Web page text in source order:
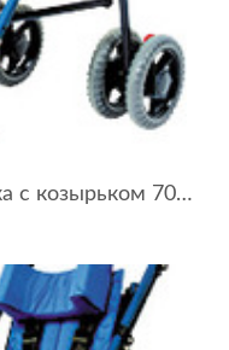
Инвалидная кресло-коляска с козырьком 7000ATK